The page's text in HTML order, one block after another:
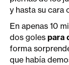
y hasta su cara
En apenas 10
dos goles para
forma
que había